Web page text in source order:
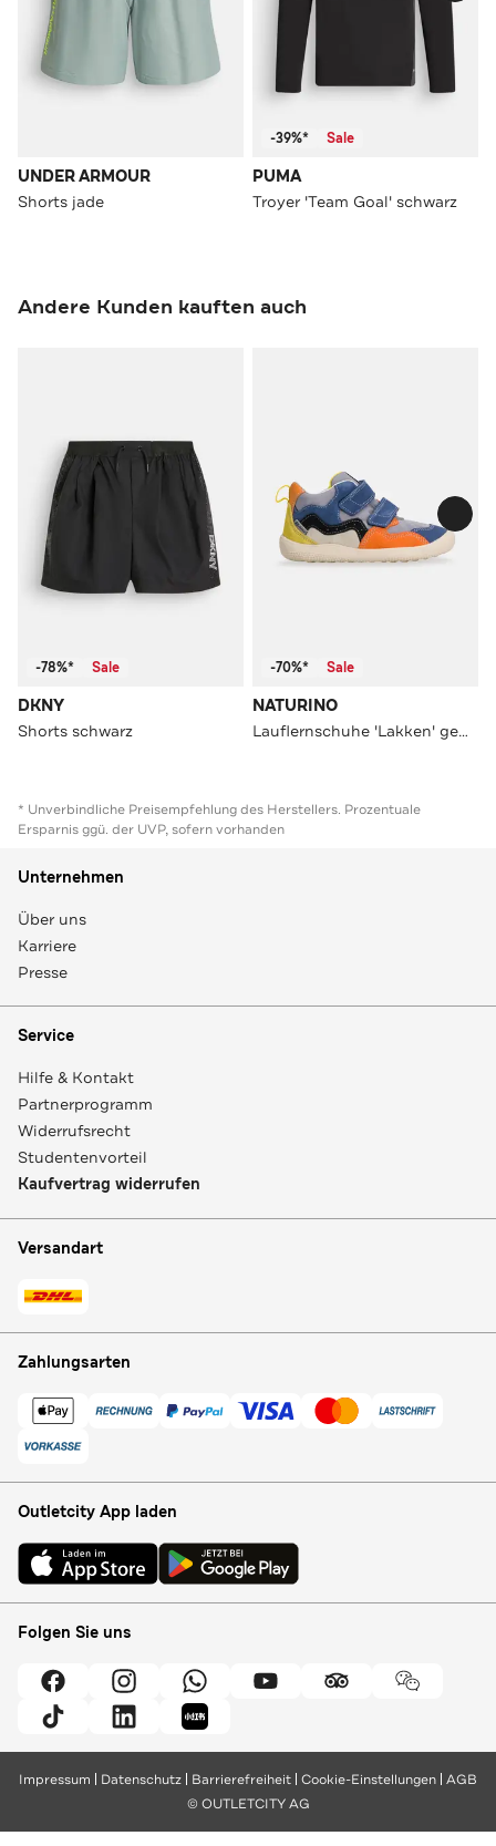
UNDER ARMOUR
Shorts jade
-39%* Sale
PUMA
Troyer 'Team Goal' schwarz
Andere Kunden kauften auch
-78%* Sale
DKNY
Shorts schwarz
-70%* Sale
NATURINO
Lauflernschuhe 'Lakken' gemustert
* Unverbindliche Preisempfehlung des Herstellers. Prozentuale
Ersparnis ggü. der UVP, sofern vorhanden
Unternehmen
Über uns
Karriere
Presse
Service
Hilfe & Kontakt
Partnerprogramm
Widerrufsrecht
Studentenvorteil
Kaufvertrag widerrufen
Versandart
Zahlungsarten
Outletcity App laden
Folgen Sie uns
Impressum Datenschutz Barrierefreiheit Cookie-Einstellungen AGB
© OUTLETCITY AG